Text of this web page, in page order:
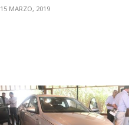
15 MARZO, 2019
VER NOTA